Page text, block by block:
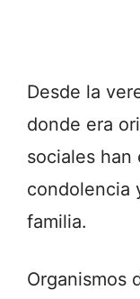
Desde la
donde era
sociales han
condolencia
familia.
Organismos